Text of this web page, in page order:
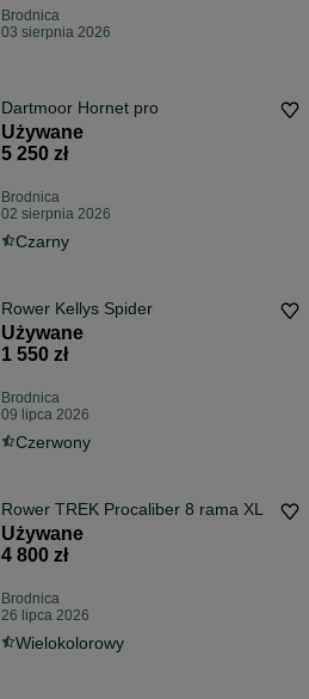
Brodnica
03 sierpnia 2026
Dartmoor Hornet pro
Używane
5 250 zł
Brodnica
02 sierpnia 2026
Czarny
Rower Kellys Spider
Używane
1 550 zł
Brodnica
09 lipca 2026
Czerwony
Rower TREK Procaliber 8 rama XL
Używane
4 800 zł
Brodnica
26 lipca 2026
Wielokolorowy